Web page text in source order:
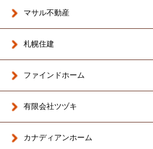
マサル不動産
札幌住建
ファインドホーム
有限会社ツヅキ
カナディアンホーム